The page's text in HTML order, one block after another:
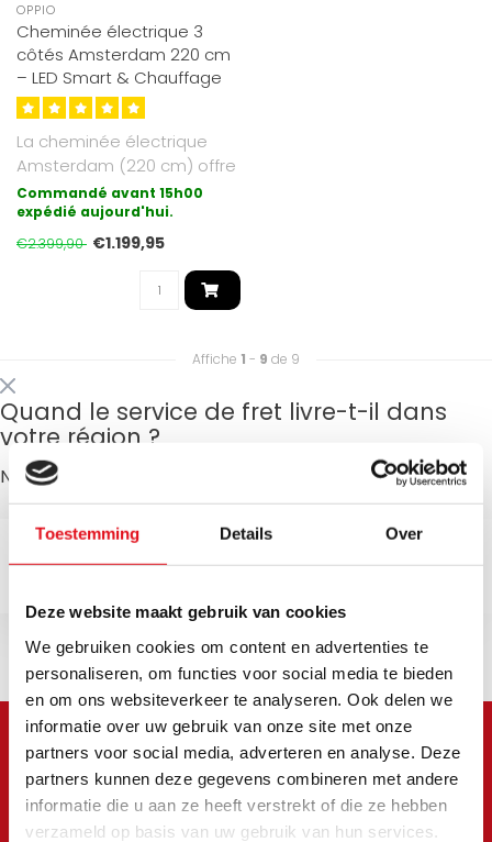
Toestemming Details Over
Deze website maakt gebruik van cookies
We gebruiken cookies om content en advertenties te
personaliseren, om functies voor social media te bieden
en om ons websiteverkeer te analyseren. Ook delen we
informatie over uw gebruik van onze site met onze
partners voor social media, adverteren en analyse. Deze
partners kunnen deze gegevens combineren met andere
informatie die u aan ze heeft verstrekt of die ze hebben
verzameld op basis van uw gebruik van hun services.
OPPIO
Cheminée électrique 3
côtés Amsterdam 220 cm
– LED Smart & Chauffage
La cheminée électrique
Amsterdam (220 cm) offre
un effet de flammes
réaliste ..
Commandé avant 15h00
expédié aujourd'hui.
€2.399,90 €1.199,95
Affiche 1 - 9 de 9
Quand le service de fret livre-t-il dans
votre région ?
Ne s'applique pas aux envois postaux !
Demande
Meld je aan voor onze
nieuwsbrief